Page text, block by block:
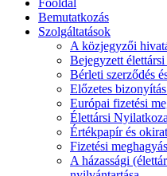
Bemutatkozás
Szolgáltatások
A közjegyzői
Bejegyzett
Bérleti szerződés
Előzetes
Európai fizetési
Élettársi
Értékpapír és
Fizetési
A házassági